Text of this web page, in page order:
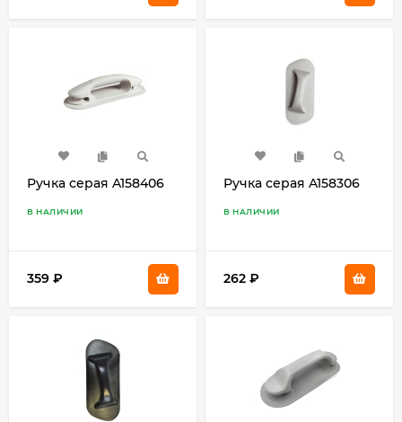
Ручка серая A158406
В НАЛИЧИИ
359 ₽
Ручка серая A158306
В НАЛИЧИИ
262 ₽